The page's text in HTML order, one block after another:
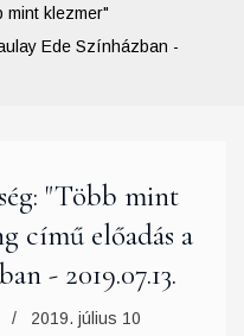
mint klezmer"
Ede Színházban -
"Több mint
című előadás a
- 2019.07.13.
2019. július 10